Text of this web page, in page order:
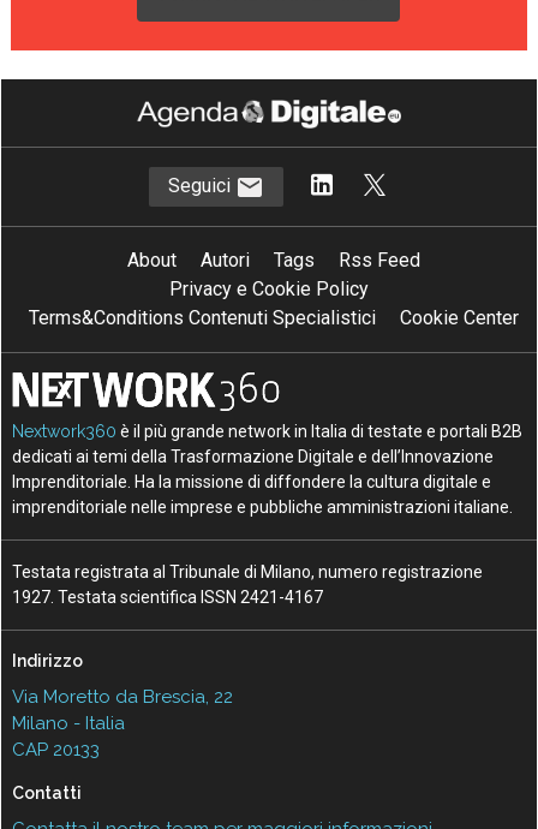
Seguici
About Autori Tags
Rss Feed
Privacy e Cookie Policy
Terms&Conditions Contenuti Specialistici
Cookie Center
Nextwork360 è il più grande network in Italia di testate e portali B2B
dedicati ai temi della Trasformazione Digitale e dell’Innovazione
Imprenditoriale. Ha la missione di diffondere la cultura digitale e
imprenditoriale nelle imprese e pubbliche amministrazioni italiane.
Testata registrata al Tribunale di Milano, numero registrazione
1927. Testata scientifica ISSN 2421-4167
Indirizzo
Via Moretto da Brescia, 22
Milano - Italia
CAP 20133
Contatti